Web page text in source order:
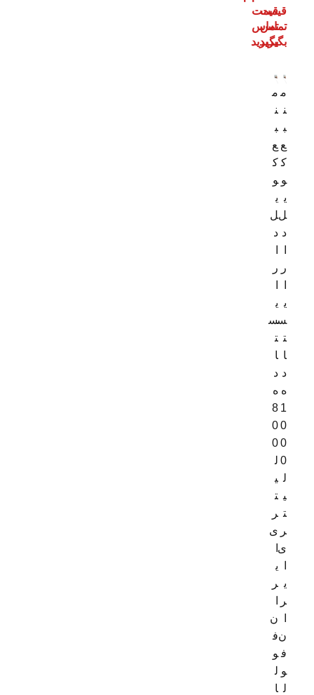
قیمت
تماس
بگیرید
قیمت
تماس
بگیرید
م
ن
ب
ع
ک
و
ی
ل‌
د
ر
ی
س
ت
ا
د
ه
1
0
0
0
ل
ی
ت
ر
ی
ی
ر
ن
ف
و
ل
م
ن
ب
ع
ک
و
ی
ل‌
د
ر
ی
س
ت
ا
د
ه
8
0
0
ل
ی
ت
ر
ی
ی
ر
ن
ف
و
ل
ا